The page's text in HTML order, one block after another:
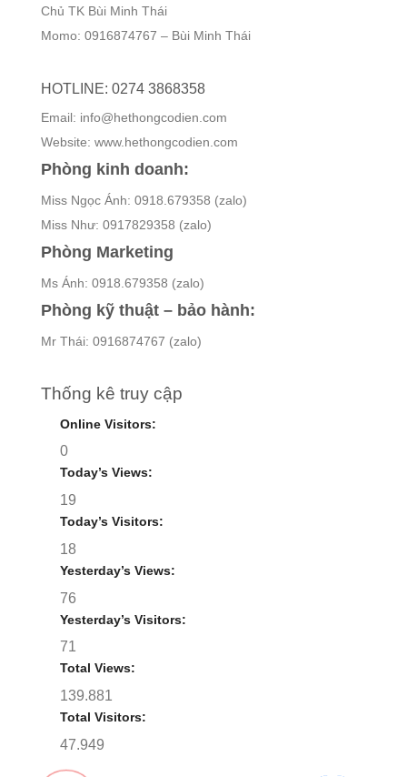
Chủ TK Bùi Minh Thái
Momo: 0916874767 – Bùi Minh Thái
HOTLINE: 0274 3868358
Email: info@hethongcodien.com
Website: www.hethongcodien.com
Phòng kinh doanh:
Miss Ngọc Ánh: 0918.679358 (zalo)
Miss Như: 0917829358 (zalo)
Phòng Marketing
Ms Ánh: 0918.679358 (zalo)
Phòng kỹ thuật – bảo hành:
Mr Thái: 0916874767 (zalo)
Thống kê truy cập
Online Visitors:
0
Today’s Views:
19
Today’s Visitors:
18
Yesterday’s Views:
76
Yesterday’s Visitors:
71
Total Views:
139.881
Total Visitors:
47.949